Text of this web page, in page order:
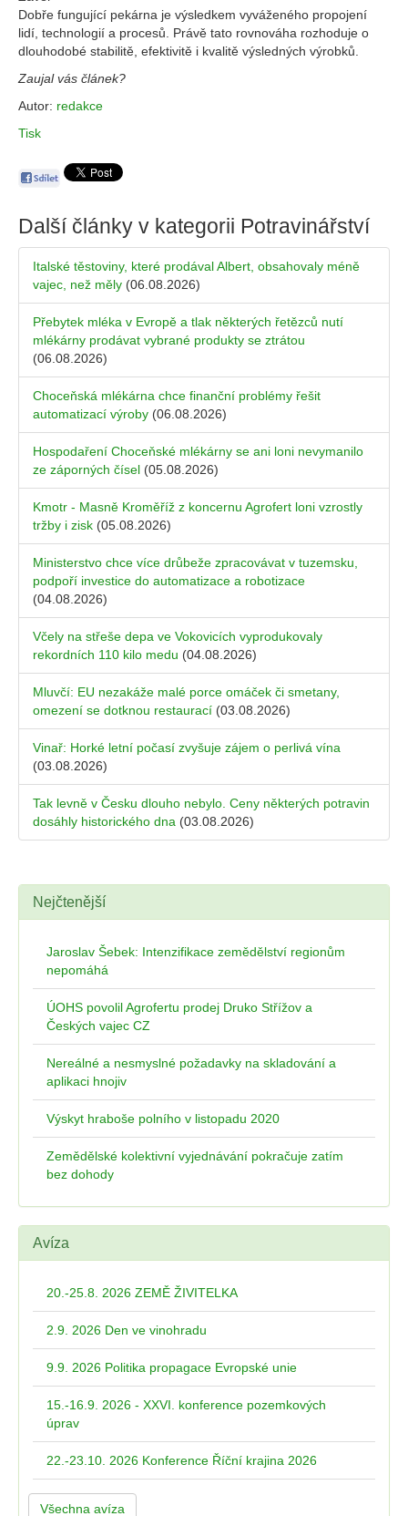
Dobře fungující pekárna je výsledkem vyváženého propojení
lidí, technologií a procesů. Právě tato rovnováha rozhoduje o
dlouhodobé stabilitě, efektivitě i kvalitě výsledných výrobků.
Zaujal vás článek?
Autor: redakce
Tisk
Další články v kategorii Potravinářství
Italské těstoviny, které prodával Albert, obsahovaly méně
vajec, než měly (06.08.2026)
Přebytek mléka v Evropě a tlak některých řetězců nutí
mlékárny prodávat vybrané produkty se ztrátou
(06.08.2026)
Choceňská mlékárna chce finanční problémy řešit
automatizací výroby (06.08.2026)
Hospodaření Choceňské mlékárny se ani loni nevymanilo
ze záporných čísel (05.08.2026)
Kmotr - Masně Kroměříž z koncernu Agrofert loni vzrostly
tržby i zisk (05.08.2026)
Ministerstvo chce více drůbeže zpracovávat v tuzemsku,
podpoří investice do automatizace a robotizace
(04.08.2026)
Včely na střeše depa ve Vokovicích vyprodukovaly
rekordních 110 kilo medu (04.08.2026)
Mluvčí: EU nezakáže malé porce omáček či smetany,
omezení se dotknou restaurací (03.08.2026)
Vinař: Horké letní počasí zvyšuje zájem o perlivá vína
(03.08.2026)
Tak levně v Česku dlouho nebylo. Ceny některých potravin
dosáhly historického dna (03.08.2026)
Nejčtenější
Jaroslav Šebek: Intenzifikace zemědělství regionům
nepomáhá
ÚOHS povolil Agrofertu prodej Druko Střížov a
Českých vajec CZ
Nereálné a nesmyslné požadavky na skladování a
aplikaci hnojiv
Výskyt hraboše polního v listopadu 2020
Zemědělské kolektivní vyjednávání pokračuje zatím
bez dohody
Avíza
20.-25.8. 2026 ZEMĚ ŽIVITELKA
2.9. 2026 Den ve vinohradu
9.9. 2026 Politika propagace Evropské unie
15.-16.9. 2026 - XXVI. konference pozemkových
úprav
22.-23.10. 2026 Konference Říční krajina 2026
Všechna avíza